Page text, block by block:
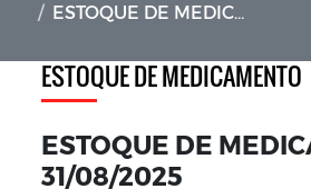
ESTOQUE DE MEDICAMENTOS – 31/08/2025
ESTOQUE DE MEDICAMENTO
ESTOQUE DE
31/08/2025